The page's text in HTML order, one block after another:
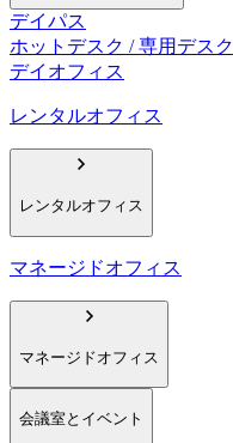
デイパス
ホットデスク / 専用デスク
デイオフィス
レンタルオフィス
レンタルオフィス
マネージドオフィス
マネージドオフィス
会議室とイベント